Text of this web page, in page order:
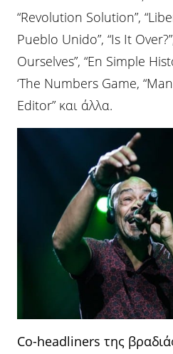
“Revolution Solution”,
Pueblo Unido”, “Is It
Ourselves”, “En Simple
‘The Numbers Game,
Editor” και άλλα.
Co-headliners της